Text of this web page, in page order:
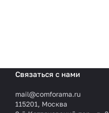
Связаться с нами
mail@comforama.ru
115201, Москва